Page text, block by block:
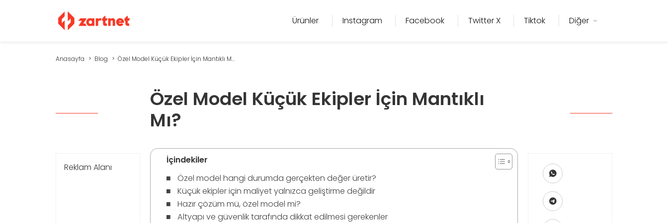
Ürünler Instagram Facebook Twitter X Tiktok Diğer
Anasayfa Blog Özel Model Küçük Ekipler İçin Mantıklı M...
Özel Model Küçük Ekipler İçin Mantıklı
Mı?
Reklam Alanı
İçindekiler
Özel model hangi durumda gerçekten değer üretir?
Küçük ekipler için maliyet yalnızca geliştirme değildir
Hazır çözüm mü, özel model mi?
Altyapı ve güvenlik tarafında dikkat edilmesi gerekenler